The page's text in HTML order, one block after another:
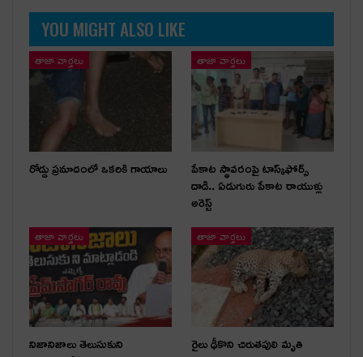
YOU MIGHT ALSO LIKE
తాజా వార్తలు
రోడ్డు ప్రమాదంలో ఒకరికి గాయాలు
తాజా వార్తలు
పేకాట స్థావరంపై టాస్క్‌ఫోర్స్
దాడి.. ఏడుగురు పేకాట రాయుళ్లు
అరెస్ట్
తాజా వార్తలు
నిజానిజాలు తెలుసుకుని
తాజా వార్తలు
రైలు ఢీకొని చిరుతపులి మృతి